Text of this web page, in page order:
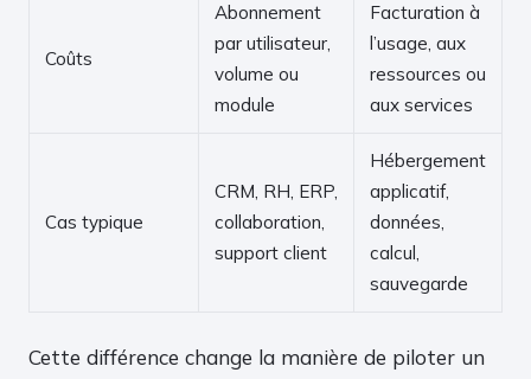
Coûts
Abonnement
par utilisateur,
volume ou
module
Facturation à
l’usage, aux
ressources ou
aux services
Cas typique
CRM, RH, ERP,
collaboration,
support client
Hébergement
applicatif,
données,
calcul,
sauvegarde
Cette différence change la manière de piloter un